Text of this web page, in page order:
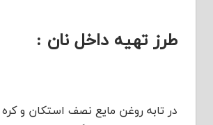
طرز تهیه داخل نان :
در تابه روغن مایع نصف استکان و